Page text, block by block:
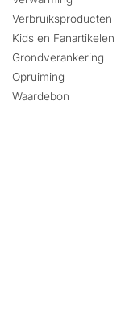
Verbruiksproducten
Kids en Fanartikelen
Grondverankering
Opruiming
Waardebon